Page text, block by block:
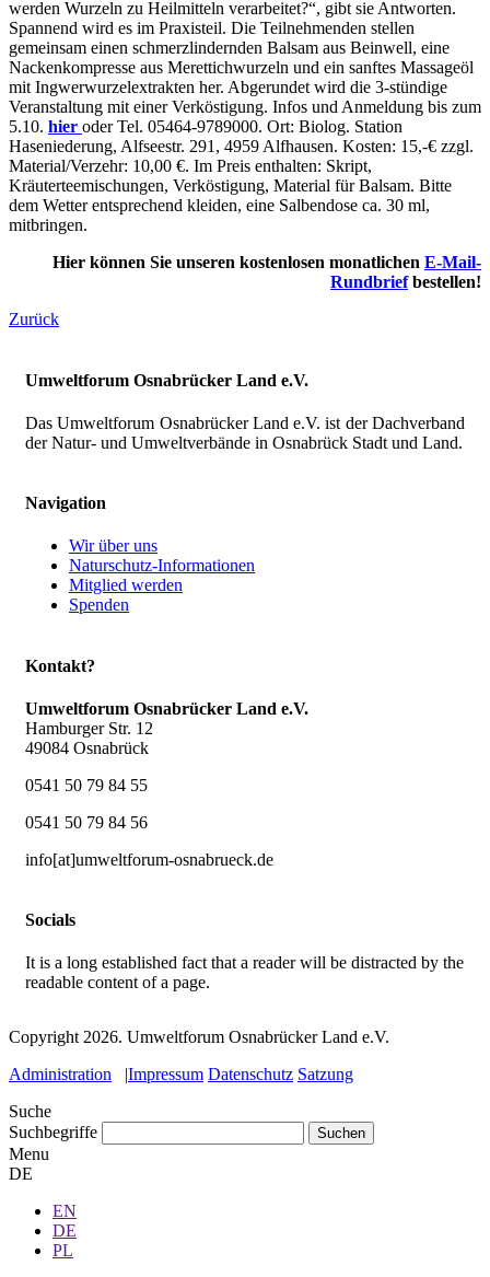
werden Wurzeln zu Heilmitteln verarbeitet?“, gibt sie Antworten.
Spannend wird es im Praxisteil. Die Teilnehmenden stellen
gemeinsam einen schmerzlindernden Balsam aus Beinwell, eine
Nackenkompresse aus Merettichwurzeln und ein sanftes Massageöl
mit Ingwerwurzelextrakten her. Abgerundet wird die 3-stündige
Veranstaltung mit einer Verköstigung. Infos und Anmeldung bis zum
5.10. hier oder Tel. 05464-9789000. Ort: Biolog. Station
Haseniederung, Alfseestr. 291, 4959 Alfhausen. Kosten: 15,-€ zzgl.
Material/Verzehr: 10,00 €. Im Preis enthalten: Skript,
Kräuterteemischungen, Verköstigung, Material für Balsam. Bitte
dem Wetter entsprechend kleiden, eine Salbendose ca. 30 ml,
mitbringen.
Hier können Sie unseren kostenlosen monatlichen E-Mail-
Rundbriefbestellen!
Zurück
Umweltforum Osnabrücker Land e.V.
Das Umweltforum Osnabrücker Land e.V. ist der Dachverband
der Natur- und Umweltverbände in Osnabrück Stadt und Land.
Navigation
Wir über uns
Naturschutz-Informationen
Mitglied werden
Spenden
Kontakt?
Umweltforum Osnabrücker Land e.V.
Hamburger Str. 12
49084 Osnabrück
0541 50 79 84 55
0541 50 79 84 56
info[at]umweltforum-osnabrueck.de
Socials
It is a long established fact that a reader will be distracted by the
readable content of a page.
Copyright 2026. Umweltforum Osnabrücker Land e.V.
Administration |Impressum Datenschutz Satzung
Suche
Suchbegriffe
Menu
DE
EN
DE
PL